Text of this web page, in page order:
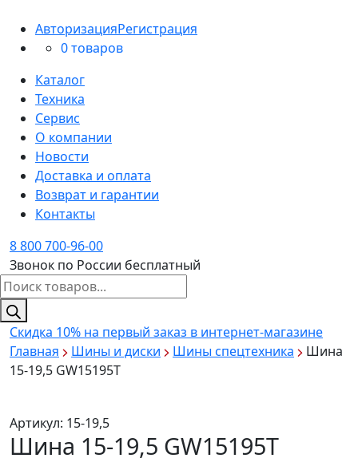
АвторизацияРегистрация
0 товаров
Каталог
Техника
Сервис
О компании
Новости
Доставка и оплата
Возврат и гарантии
Контакты
8 800 700-96-00
Звонок по России бесплатный
Поиск
товаров
Скидка 10% на первый заказ в интернет-магазине
Главная
Шины и диски Шины спецтехника
Шина
15-19,5 GW15195T
Артикул: 15-19,5
Шина 15-19,5 GW15195T